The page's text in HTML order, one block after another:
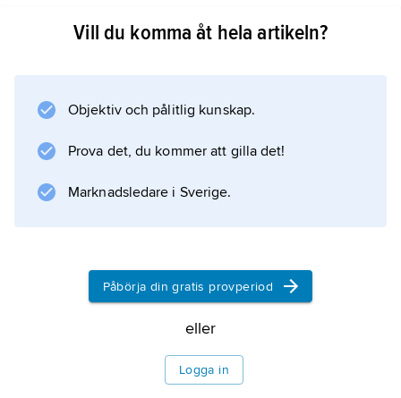
Vill du komma åt hela artikeln?
Objektiv och pålitlig kunskap.
Prova det, du kommer att gilla det!
Marknadsledare i Sverige.
Påbörja din gratis provperiod
eller
Logga in